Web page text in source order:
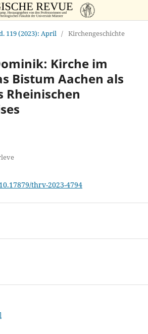
119 (2023): April / Kirchengeschichte
Kirche im
Bistum Aachen als
Rheinischen
thrv-2023-4794